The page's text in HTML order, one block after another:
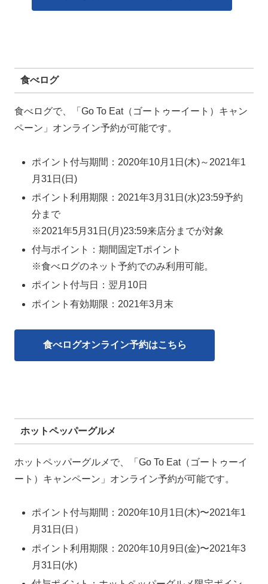
食べログ
食べログで、「Go To Eat（ゴートゥーイート）キャン
ペーン」オンライン予約が可能です。
ポイント付与期間：2020年10月1日(木)～2021年1
月31日(日)
ポイント利用期限：2021年3月31日(水)23:59予約
分まで
※2021年5月31日(月)23:59来店分までが対象
付与ポイント：期間固定Tポイント
※食べログのネット予約でのみ利用可能。
ポイント付与日：翌月10日
ポイント有効期限：2021年3月末
食べログオンライン予約はこちら
ホットペッパーグルメ
ホットペッパーグルメで、「Go To Eat（ゴートゥーイ
ート）キャンペーン」オンライン予約が可能です。
ポイント付与期間：2020年10月1日(木)〜2021年1
月31日(日）
ポイント利用期限：2020年10月9日(金)〜2021年3
月31日(水)